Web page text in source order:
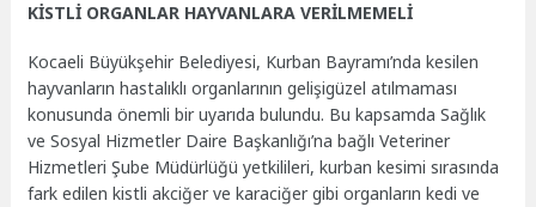
KİSTLİ ORGANLAR HAYVANLARA VERİLMEMELİ
Kocaeli Büyükşehir Belediyesi, Kurban Bayramı’nda kesilen
hayvanların hastalıklı organlarının gelişigüzel atılmaması
konusunda önemli bir uyarıda bulundu. Bu kapsamda Sağlık
ve Sosyal Hizmetler Daire Başkanlığı’na bağlı Veteriner
Hizmetleri Şube Müdürlüğü yetkilileri, kurban kesimi sırasında
fark edilen kistli akciğer ve karaciğer gibi organların kedi ve